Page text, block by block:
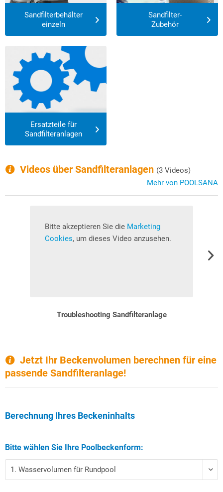
Ersatzteile für
Sandfilteranlagen
Sandfilterbehälter
einzeln
Sandfilter-
Zubehör
Videos über Sandfilteranlagen (3 Videos)
Mehr von POOLSANA
Bitte akzeptieren Sie die Marketing
Cookies, um dieses Video anzusehen.
Troubleshooting Sandfilteranlage
Jetzt Ihr Beckenvolumen berechnen für eine
passende Sandfilteranlage!
Berechnung Ihres Beckeninhalts
Bitte wählen Sie Ihre Poolbeckenform: